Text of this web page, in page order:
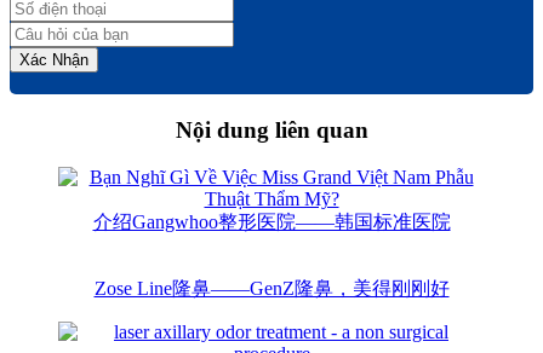
Xác Nhận
Nội dung liên quan
介绍Gangwhoo整形医院——韩国标准医院
Zose Line隆鼻——GenZ隆鼻，美得刚刚好